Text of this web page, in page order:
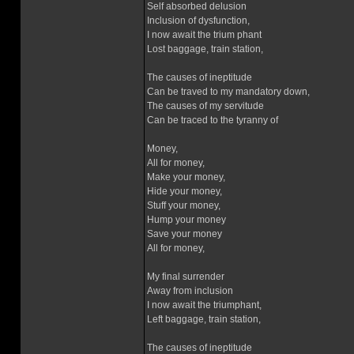
Self absorbed delusion
Inclusion of dysfunction,
I now await the trium phant
Lost baggage, train station,
The causes of ineptitude
Can be traved to my mandatory down,
The causes of my servitude
Can be traced to the tyranny of
Money,
All for money,
Make your money,
Hide your money,
Stuff your money,
Hump your money
Save your money
All for money,
My final surrender
Away from inclusion
I now await the triumphant,
Left baggage, train station,
The causes of ineptitude